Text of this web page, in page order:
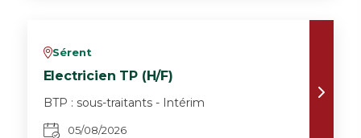
vSérent
Electricien TP (H/F)
BTP : sous-traitants - Intérim
05/08/2026